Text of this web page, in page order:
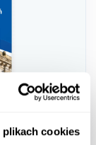
plikach cookies